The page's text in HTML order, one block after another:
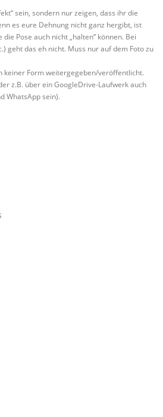
sein, sondern nur zeigen, dass ihr die
es eure Dehnung nicht ganz hergibt, ist
Pose auch nicht „halten“ können. Bei
geht das eh nicht. Muss nur auf dem Foto zu
keiner Form weitergegeben/veröffentlicht.
z.B. über ein GoogleDrive-Laufwerk auch
WhatsApp sein).